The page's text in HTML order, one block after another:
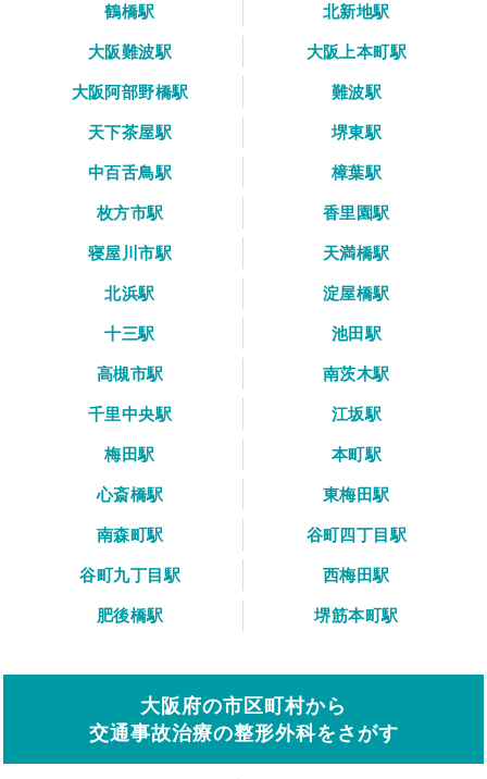
鶴橋駅
北新地駅
大阪難波駅
大阪上本町駅
大阪阿部野橋駅
難波駅
天下茶屋駅
堺東駅
中百舌鳥駅
樟葉駅
枚方市駅
香里園駅
寝屋川市駅
天満橋駅
北浜駅
淀屋橋駅
十三駅
池田駅
高槻市駅
南茨木駅
千里中央駅
江坂駅
梅田駅
本町駅
心斎橋駅
東梅田駅
南森町駅
谷町四丁目駅
谷町九丁目駅
西梅田駅
肥後橋駅
堺筋本町駅
大阪府の市区町村から
交通事故治療の整形外科をさがす